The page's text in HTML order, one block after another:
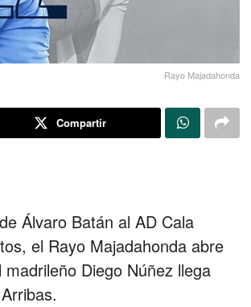
Rayo Majadahonda
Compartir
Álvaro Batán al AD Cala
el Rayo Majadahonda abre
Diego Núñez llega